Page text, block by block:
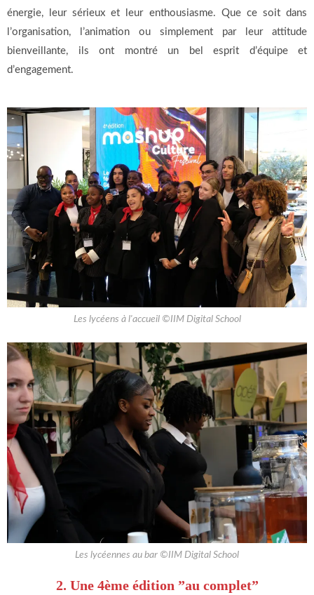
énergie, leur sérieux et leur enthousiasme. Que ce soit dans
l’organisation, l’animation ou simplement par leur attitude
bienveillante, ils ont montré un bel esprit d’équipe et
d’engagement.
Les lycéens à l'accueil ©IIM Digital School
Les lycéennes au bar ©IIM Digital School
2. Une 4ème édition ”au complet”